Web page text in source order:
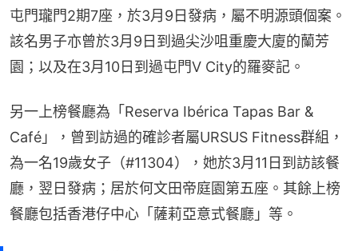
屯門瓏門2期7座，於3月9日發病，屬不明源頭個案。
該名男子亦曾於3月9日到過尖沙咀重慶大廈的蘭芳
園；以及在3月10日到過屯門V City的羅麥記。
另一上榜餐廳為「Reserva Ibérica Tapas Bar &
Café」，曾到訪過的確診者屬URSUS Fitness群組，
為一名19歲女子（#11304），她於3月11日到訪該餐
廳，翌日發病；居於何文田帝庭園第五座。其餘上榜
餐廳包括香港仔中心「薩莉亞意式餐廳」等。